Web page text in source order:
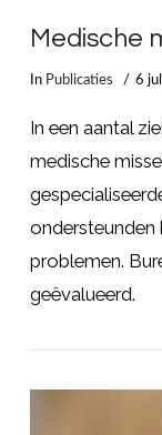
Medische
In Publicaties 6
In een aantal
medische
ondersteunden
problemen.
geëvalueerd.